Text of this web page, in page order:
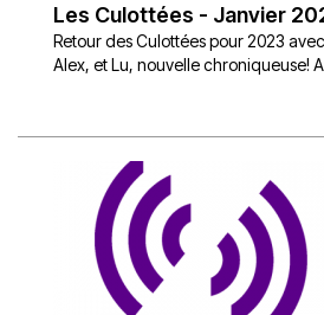
Les Culottées - Janvier
Retour des Culottées pour 2023
Alex, et Lu, nouvelle chroniqueuse!